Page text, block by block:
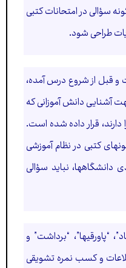
سؤالی در امتحانات كتبی
طراحی شود.
و قبل از شروع درس آمده،
آشنایی دانش آموزانی كه
قرار داده شده است.
كتبی در نظام آموزشی
نباید سؤالی
“پاورقیها”، “برداشت” و
و كسب نمره تشویقی